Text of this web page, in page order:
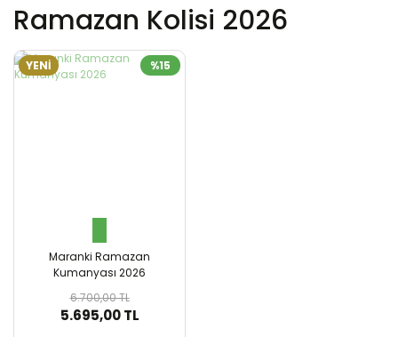
Ramazan Kolisi 2026
%15
YENİ
Maranki Ramazan
Kumanyası 2026
6.700,00 TL
5.695,00 TL